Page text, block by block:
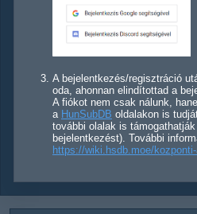
A bejelentkezés/regisztráció
oda, ahonnan elindítottad a
A fiókot nem csak nálunk,
a HunSubDB oldalakon is
további olalak is
bejelentkezést). További
https://wiki.hsdb.moe/